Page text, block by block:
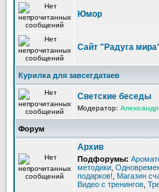
Юмор
Сайт "Радуга
Курилка для завсегдатаев
Светские беседы
Модератор: Александр
Форум
Архив
Подфорумы:
методики
подарков!
Магазин
Видео с тренингов